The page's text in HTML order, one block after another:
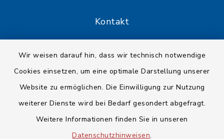
Wir weisen darauf hin, dass wir technisch notwendige
Cookies einsetzen, um eine optimale Darstellung unserer
Website zu ermöglichen. Die Einwilligung zur Nutzung
weiterer Dienste wird bei Bedarf gesondert abgefragt.
Weitere Informationen finden Sie in unseren
Datenschutzhinweisen.
Kontakt
Datenschutz
Impressum
Sitemap